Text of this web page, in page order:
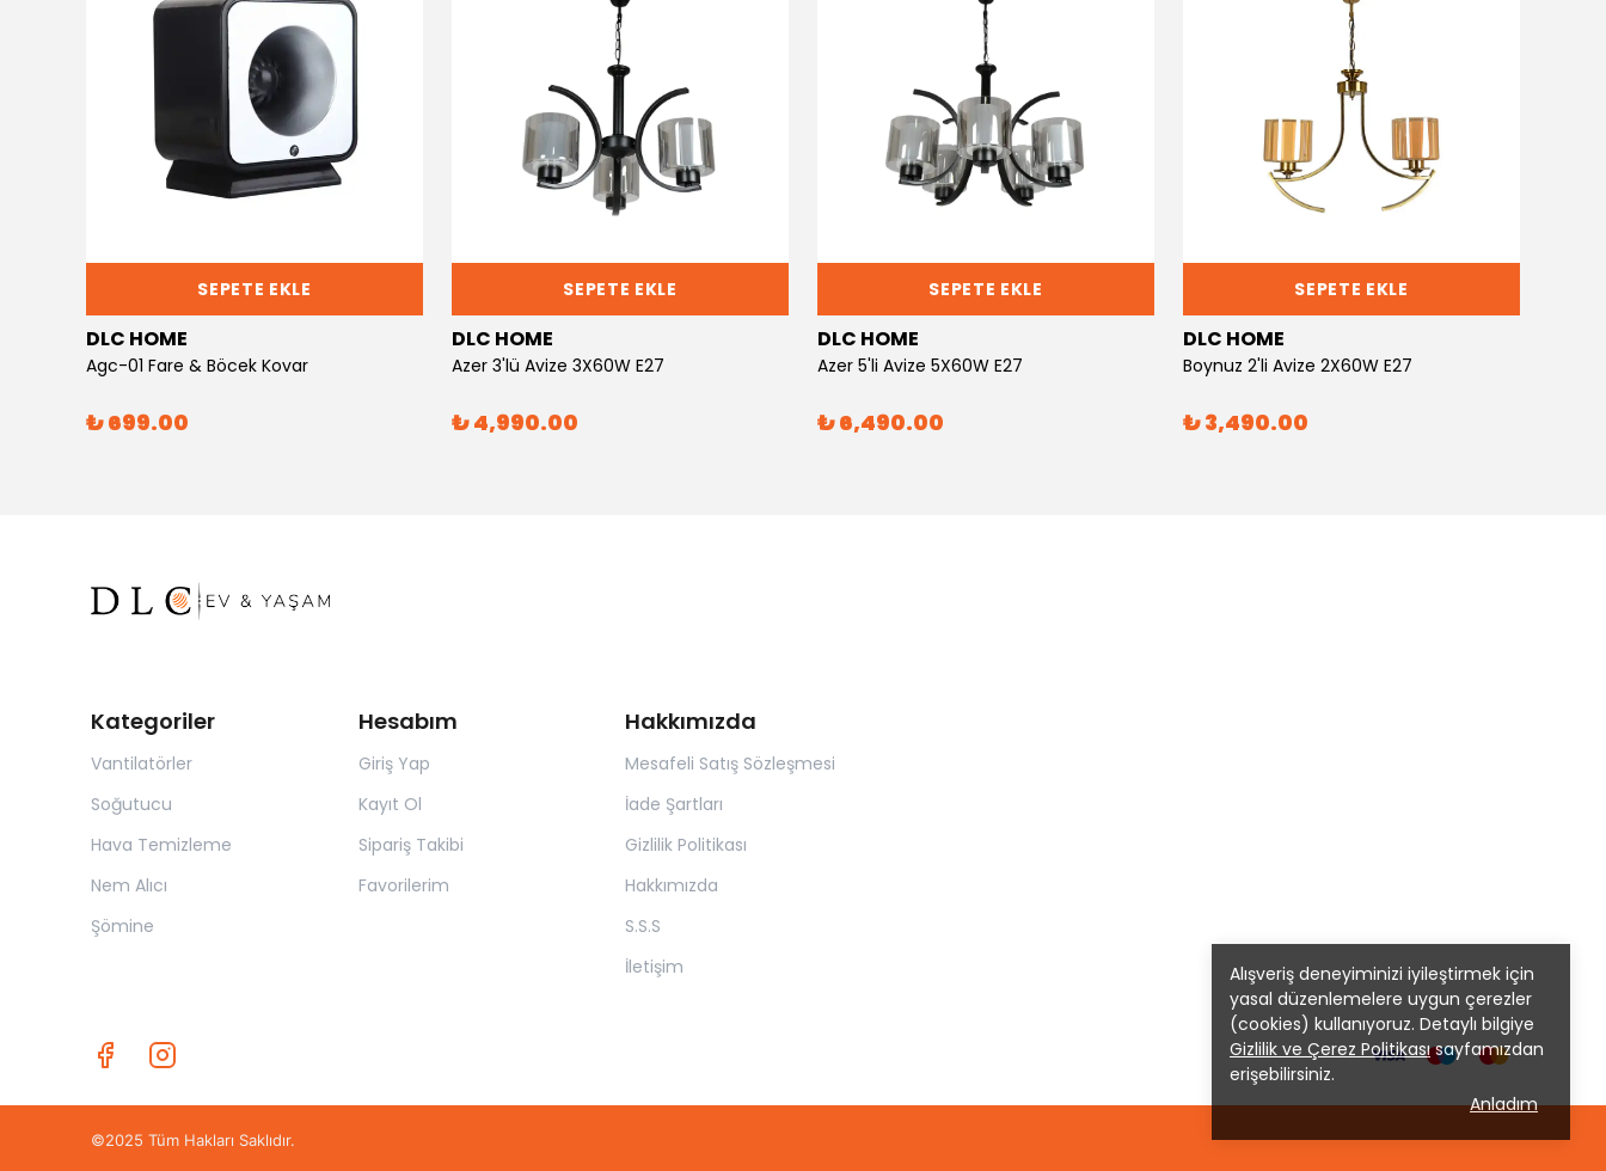
Alışveriş deneyiminizi iyileştirmek için
yasal düzenlemelere uygun çerezler
(cookies) kullanıyoruz. Detaylı bilgiye
Gizlilik ve Çerez Politikasısayfamızdan
erişebilirsiniz.
Anladım
SEPETE EKLE
DLC HOME
Agc-01 Fare & Böcek Kovar
₺ 699.00
SEPETE EKLE
DLC HOME
Azer 3'lü Avize 3X60W E27
₺ 4,990.00
SEPETE EKLE
DLC HOME
Azer 5'li Avize 5X60W E27
₺ 6,490.00
SEPETE EKLE
DLC HOME
Boynuz 2'li Avize 2X60W E27
₺ 3,490.00
Kategoriler
Vantilatörler
Soğutucu
Hava Temizleme
Nem Alıcı
Şömine
Hesabım
Giriş Yap
Kayıt Ol
Sipariş Takibi
Favorilerim
Hakkımızda
Mesafeli Satış Sözleşmesi
İade Şartları
Gizlilik Politikası
Hakkımızda
S.S.S
İletişim
©2025 Tüm Hakları Saklıdır.